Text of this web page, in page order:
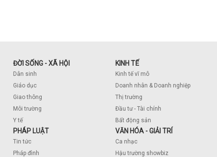
ĐỜI SỐNG - XÃ HỘI
Dân sinh
Giáo dục
Giao thông
Môi trường
Y tế
KINH TẾ
Kinh tế vĩ mô
Doanh nhân & Doanh nghiệp
Thị trường
Đầu tư - Tài chính
Bất động sản
PHÁP LUẬT
Tin tức
Pháp đình
VĂN HÓA - GIẢI TRÍ
Ca nhạc
Hậu trường showbiz